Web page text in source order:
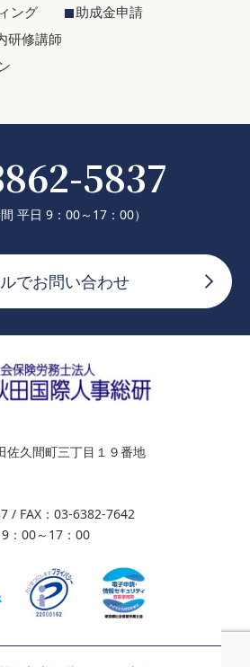
ング
助成金申請
研修講師
5837
間 平日 9：00～17：00）
でお問い合わせ
佐久間町三丁目１９番地
/ FAX：03-6382-7642
9：00～17：00